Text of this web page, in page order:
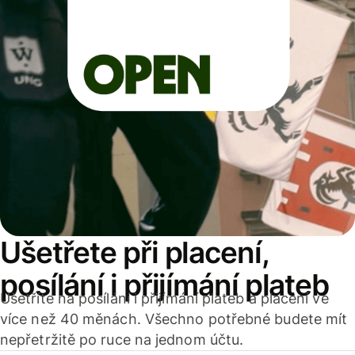
Ušetřete při placení,
posílání i přijímání plateb
Ušetříte na posílání i přijímání plateb a placení ve
více než 40 měnách. Všechno potřebné budete mít
nepřetržitě po ruce na jednom účtu.